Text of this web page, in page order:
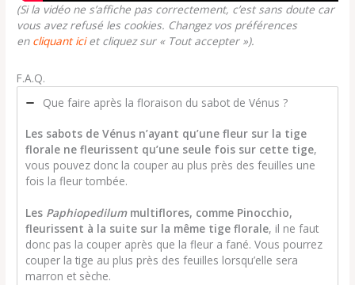
(Si la vidéo ne s’affiche pas correctement, c’est sans doute car
vous avez refusé les cookies. Changez vos préférences
en cliquant iciet cliquez sur « Tout accepter »).
F.A.Q.
Que faire après la floraison du sabot de Vénus ?
Les sabots de Vénus n’ayant qu’une fleur sur la tige
florale ne fleurissent qu’une seule fois sur cette tige,
vous pouvez donc la couper au plus près des feuilles une
fois la fleur tombée.
Les Paphiopedilum multiflores, comme Pinocchio,
fleurissent à la suite sur la même tige florale, il ne faut
donc pas la couper après que la fleur a fané. Vous pourrez
couper la tige au plus près des feuilles lorsqu’elle sera
marron et sèche.